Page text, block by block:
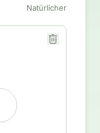
Natürlicher